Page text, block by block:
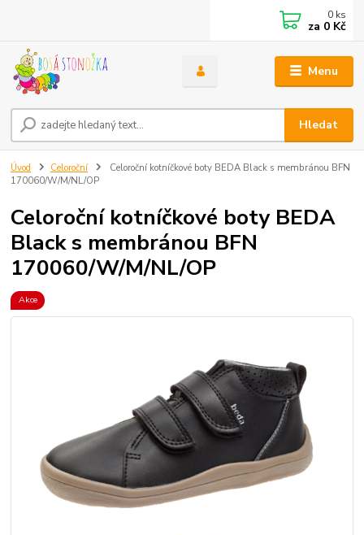
Menu
Hledat
0 ks
za 0 Kč
Úvod Celoroční
Celoroční kotníčkové boty BEDA Black s membránou BFN
170060/W/M/NL/OP
Celoroční kotníčkové boty BEDA
Black s membránou BFN
170060/W/M/NL/OP
Akce